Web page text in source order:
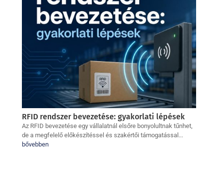
RFID rendszer bevezetése: gyakorlati lépések
Az RFID bevezetése egy vállalatnál elsőre bonyolultnak tűnhet,
de a megfelelő előkészítéssel és szakértői támogatással...
bővebben